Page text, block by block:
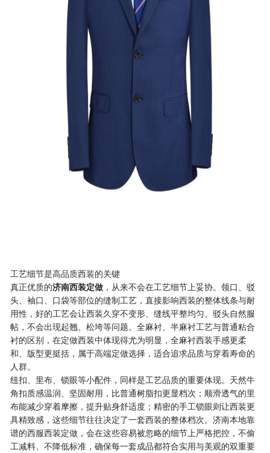
工艺细节是高品质西装的关键
真正优质的济南西装定做 ，从来不会在工艺细节上妥协。领口、驳
头、袖口、口袋等部位的缝制工艺，直接影响西装的整体线条与耐
用性，好的工艺会让西装久穿不变形、缝线平整均匀、驳头自然服
帖，不会出现起翘、松垮等问题。全麻衬、半麻衬工艺与普通粘合
衬的区别，在定做西装中体现得尤为明显，全麻衬西装手感更柔
和、版型更挺括，属于高端定做选择，适合追求品质与穿着寿命的
人群。
纽扣、里布、锁眼等小配件，同样是工艺品质的重要体现。天然牛
角扣质感温润、坚固耐用，比普通树脂扣更显档次；顺滑透气的里
布能减少穿着摩擦，提升贴身舒适度；精密的手工锁眼则让西装更
具精致感，这些细节往往决定了一套西装的整体档次。济南本地靠
谱的西服西装定做，会在这些容易被忽略的细节上严格把控，不偷
工减料、不降低标准，确保每一套成品都符合实用与美观的双重要